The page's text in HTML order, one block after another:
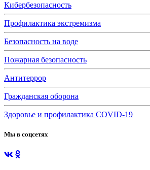
Кибербезопасность
Профилактика экстремизма
Безопасность на воде
Пожарная безопасность
Антитеррор
Гражданская оборона
Здоровье и профилактика COVID-19
Мы в соцсетях